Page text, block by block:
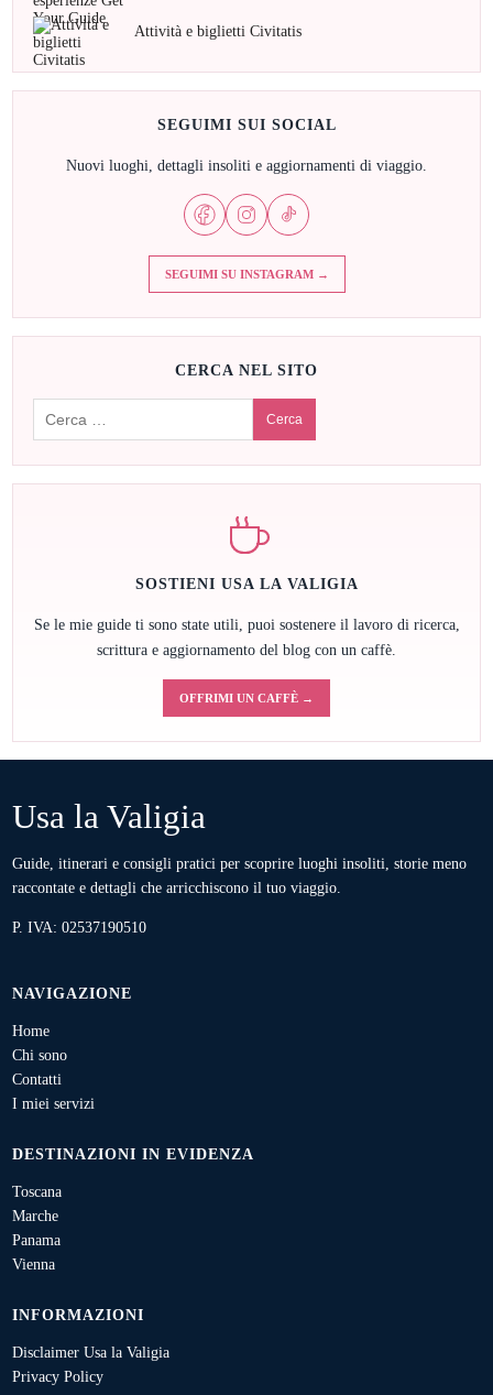
Attività e biglietti Civitatis
SEGUIMI SUI SOCIAL
Nuovi luoghi, dettagli insoliti e aggiornamenti di viaggio.
SEGUIMI SU INSTAGRAM →
CERCA NEL SITO
SOSTIENI USA LA VALIGIA
Se le mie guide ti sono state utili, puoi sostenere il lavoro di ricerca,
scrittura e aggiornamento del blog con un caffè.
OFFRIMI UN CAFFÈ →
Usa la Valigia
Guide, itinerari e consigli pratici per scoprire luoghi insoliti, storie meno
raccontate e dettagli che arricchiscono il tuo viaggio.
P. IVA: 02537190510
NAVIGAZIONE
Home
Chi sono
Contatti
I miei servizi
DESTINAZIONI IN EVIDENZA
Toscana
Marche
Panama
Vienna
INFORMAZIONI
Disclaimer Usa la Valigia
Privacy Policy